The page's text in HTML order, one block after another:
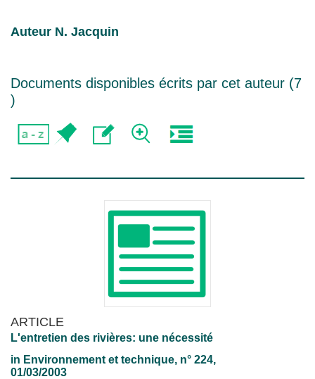
Auteur N. Jacquin
Documents disponibles écrits par cet auteur (7
)
ARTICLE
L'entretien des rivières: une nécessité
in Environnement et technique, n° 224,
01/03/2003